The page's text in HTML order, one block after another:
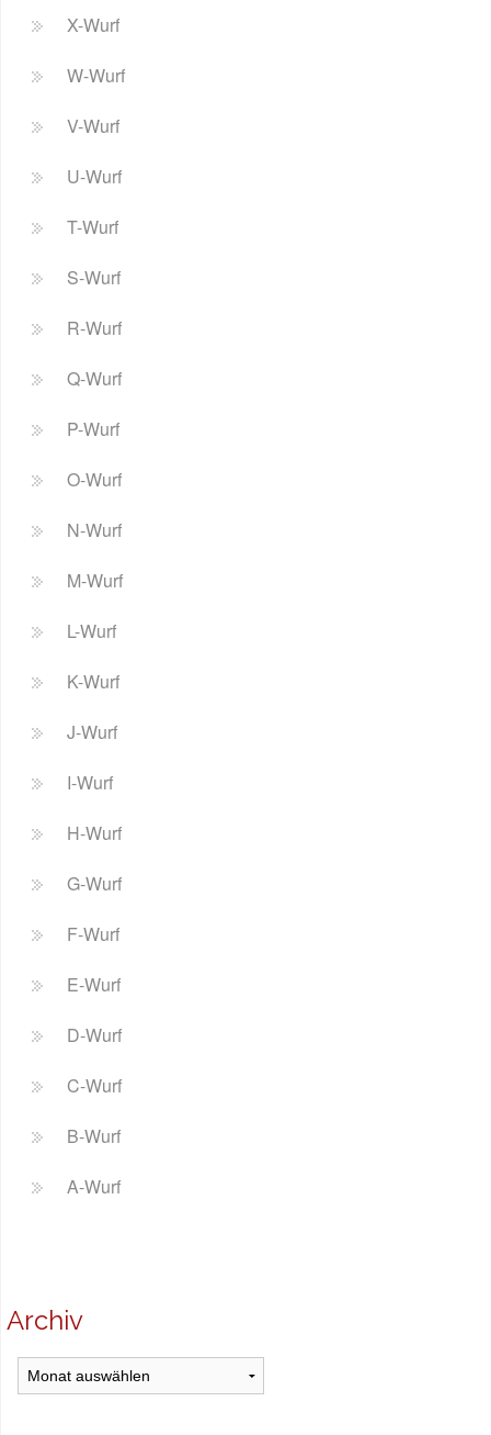
X-Wurf
W-Wurf
V-Wurf
U-Wurf
T-Wurf
S-Wurf
R-Wurf
Q-Wurf
P-Wurf
O-Wurf
N-Wurf
M-Wurf
L-Wurf
K-Wurf
J-Wurf
I-Wurf
H-Wurf
G-Wurf
F-Wurf
E-Wurf
D-Wurf
C-Wurf
B-Wurf
A-Wurf
Archiv
Archiv